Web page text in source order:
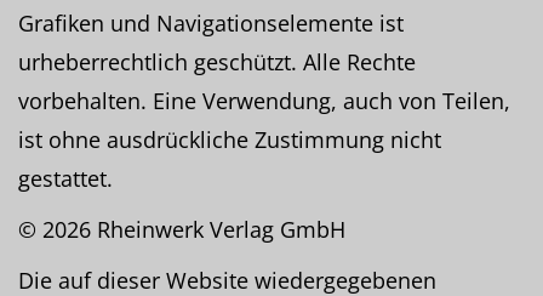
Grafiken und Navigationselemente ist
urheberrechtlich geschützt. Alle Rechte
vorbehalten. Eine Verwendung, auch von Teilen,
ist ohne ausdrückliche Zustimmung nicht
gestattet.
© 2026 Rheinwerk Verlag GmbH
Die auf dieser Website wiedergegebenen